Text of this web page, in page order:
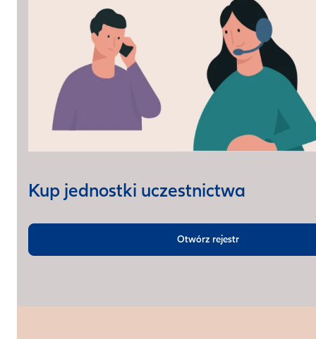
Kup jednostki uczestnictwa
Otwórz rejestr